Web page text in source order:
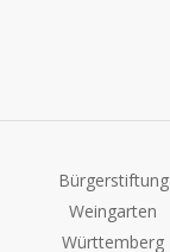
Bürgerstiftung
Weingarten
Württemberg